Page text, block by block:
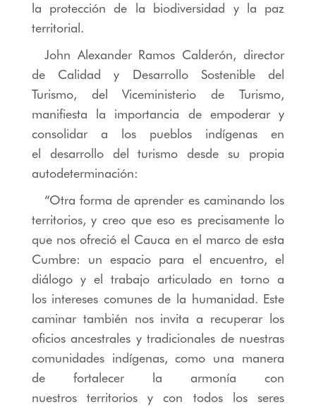
la protección de la biodiversidad y la paz
territorial.
John Alexander Ramos Calderón, director
de Calidad y Desarrollo Sostenible del
Turismo, del Viceministerio de Turismo,
manifiesta la importancia de empoderar y
consolidar a los pueblos indígenas en
el desarrollo del turismo desde su propia
autodeterminación:
“Otra forma de aprender es caminando los
territorios, y creo que eso es precisamente lo
que nos ofreció el Cauca en el marco de esta
Cumbre: un espacio para el encuentro, el
diálogo y el trabajo articulado en torno a
los intereses comunes de la humanidad. Este
caminar también nos invita a recuperar los
oficios ancestrales y tradicionales de nuestras
comunidades indígenas, como una manera
de fortalecer la armonía con
nuestros territorios y con todos los seres